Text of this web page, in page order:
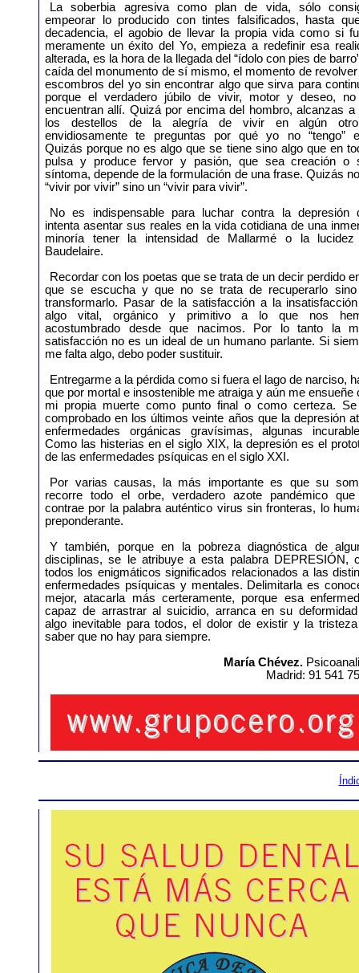
La soberbia agresiva como plan de vida, sólo
empeorar lo producido con tintes falsificados, hasta
decadencia, el agobio de llevar la propia vida como si
meramente un éxito del Yo, empieza a redefinir esa
alterada, es la hora de la llegada del “ídolo con pies de
caída del monumento de sí mismo, el momento de
escombros del yo sin encontrar algo que sirva para
porque el verdadero júbilo de vivir, motor y deseo,
encuentran allí. Quizá por encima del hombro, alcanzas a
los destellos de la alegría de vivir en algún
envidiosamente te preguntas por qué yo no “tengo”
Quizás porque no es algo que se tiene sino algo que en
pulsa y produce fervor y pasión, que sea creación o
síntoma, depende de la formulación de una frase. Quizás
“vivir por vivir” sino un “vivir para vivir”.
No es indispensable para luchar contra la depresión
intenta asentar sus reales en la vida cotidiana de una
minoría tener la intensidad de Mallarmé o la
Baudelaire.
Recordar con los poetas que se trata de un decir perdido
que se escucha y que no se trata de recuperarlo
transformarlo. Pasar de la satisfacción a la
algo vital, orgánico y primitivo a lo que nos
acostumbrado desde que nacimos. Por lo tanto la
satisfacción no es un ideal de un humano parlante. Si
me falta algo, debo poder sustituir.
Entregarme a la pérdida como si fuera el lago de narciso,
que por mortal e insostenible me atraiga y aún me ensueñe
mi propia muerte como punto final o como certeza.
comprobado en los últimos veinte años que la depresión
enfermedades orgánicas gravísimas, algunas
Como las histerias en el siglo XIX, la depresión es el
de las enfermedades psíquicas en el siglo XXI.
Por varias causas, la más importante es que su
recorre todo el orbe, verdadero azote pandémico
contrae por la palabra auténtico virus sin fronteras, lo
preponderante.
Y también, porque en la pobreza diagnóstica de
disciplinas, se le atribuye a esta palabra DEPRESIÓN,
todos los enigmáticos significados relacionados a las
enfermedades psíquicas y mentales. Delimitarla es
mejor, atacarla más certeramente, porque esa
capaz de arrastrar al suicidio, arranca en su
algo inevitable para todos, el dolor de existir y la
saber que no hay para siempre.
María Chévez.
Madrid: 91 541